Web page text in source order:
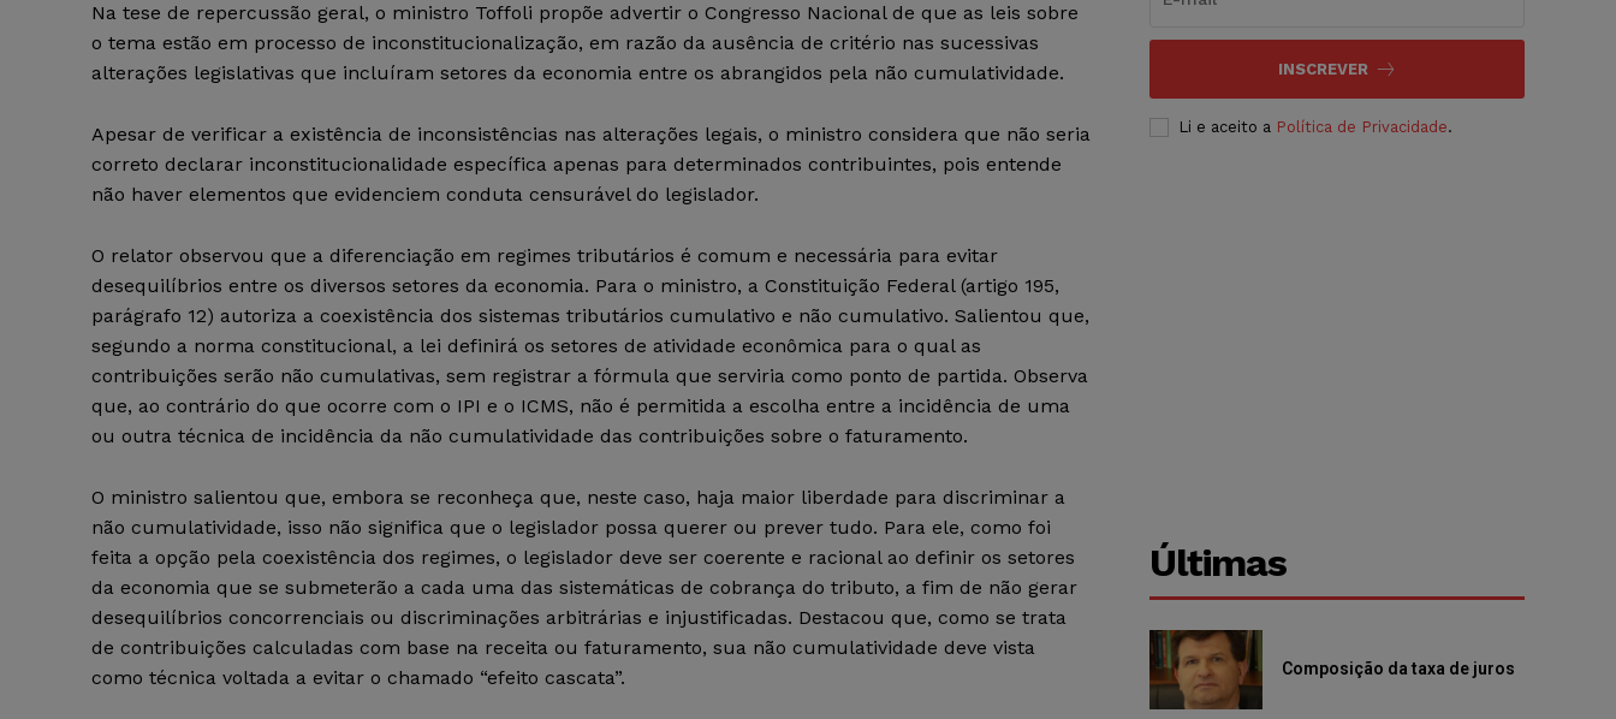
Na tese de repercussão geral, o ministro Toffoli propõe advertir o Congresso Nacional de que as leis sobre
o tema estão em processo de inconstitucionalização, em razão da ausência de critério nas sucessivas
alterações legislativas que incluíram setores da economia entre os abrangidos pela não cumulatividade.
Apesar de verificar a existência de inconsistências nas alterações legais, o ministro considera que não seria
correto declarar inconstitucionalidade específica apenas para determinados contribuintes, pois entende
não haver elementos que evidenciem conduta censurável do legislador.
O relator observou que a diferenciação em regimes tributários é comum e necessária para evitar
desequilíbrios entre os diversos setores da economia. Para o ministro, a Constituição Federal (artigo 195,
parágrafo 12) autoriza a coexistência dos sistemas tributários cumulativo e não cumulativo. Salientou que,
segundo a norma constitucional, a lei definirá os setores de atividade econômica para o qual as
contribuições serão não cumulativas, sem registrar a fórmula que serviria como ponto de partida. Observa
que, ao contrário do que ocorre com o IPI e o ICMS, não é permitida a escolha entre a incidência de uma
ou outra técnica de incidência da não cumulatividade das contribuições sobre o faturamento.
O ministro salientou que, embora se reconheça que, neste caso, haja maior liberdade para discriminar a
não cumulatividade, isso não significa que o legislador possa querer ou prever tudo. Para ele, como foi
feita a opção pela coexistência dos regimes, o legislador deve ser coerente e racional ao definir os setores
da economia que se submeterão a cada uma das sistemáticas de cobrança do tributo, a fim de não gerar
desequilíbrios concorrenciais ou discriminações arbitrárias e injustificadas. Destacou que, como se trata
de contribuições calculadas com base na receita ou faturamento, sua não cumulatividade deve vista
como técnica voltada a evitar o chamado “efeito cascata”.
INSCREVER
Li e aceito a Política de Privacidade.
Últimas
Composição da taxa de juros